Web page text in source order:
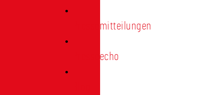
Pressemitteilungen
Presseecho